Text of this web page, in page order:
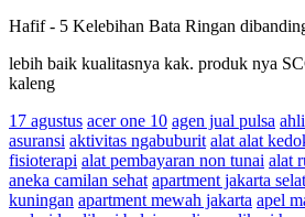
Hafif- 5 Kelebihan Bata Ringan
lebih baik kualitasnya kak. produk nya
kaleng
17 agustus acer one 10 agen jual pulsa
asuransi aktivitas ngabuburit alat alat
fisioterapi alat pembayaran non tunai alat
aneka camilan sehat apartment jakarta
kuningan apartment mewah jakarta apel